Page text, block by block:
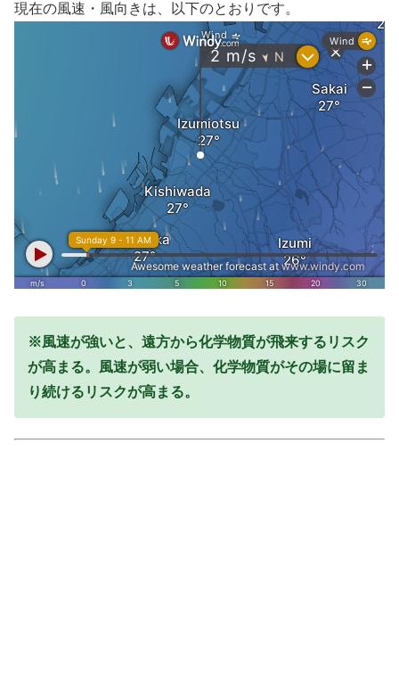
現在の風速・風向きは、以下のとおりです。
※風速が強いと、遠方から化学物質が飛来するリスク
が高まる。風速が弱い場合、化学物質がその場に留ま
り続けるリスクが高まる。